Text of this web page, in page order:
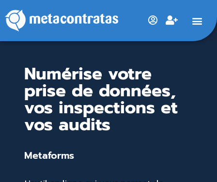
Numérise votre
prise de données,
vos inspections et
vos audits
Metaforms